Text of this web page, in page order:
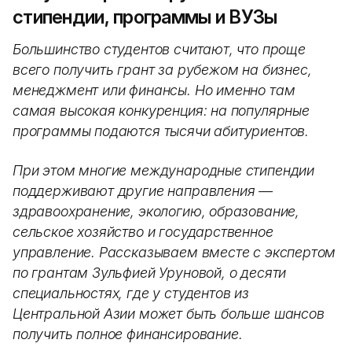
стипендии, программы и ВУЗы
Большинство студентов считают, что проще
всего получить грант за рубежом на бизнес,
менеджмент или финансы. Но именно там
самая высокая конкуренция: на популярные
программы подаются тысячи абитуриентов.
При этом многие международные стипендии
поддерживают другие направления —
здравоохранение, экологию, образование,
сельское хозяйство и государственное
управление. Рассказываем вместе с экспертом
по грантам Зульфией Уруновой, о десяти
специальностях, где у студентов из
Центральной Азии может быть больше шансов
получить полное финансирование.